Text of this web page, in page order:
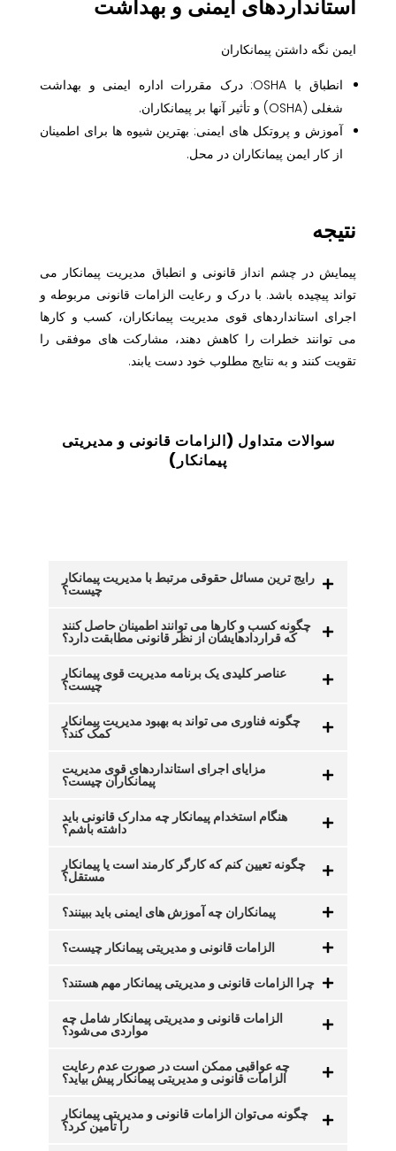
استانداردهای ایمنی و بهداشت
ایمن نگه داشتن پیمانکاران
انطباق با OSHA: درک مقررات اداره ایمنی و بهداشت
شغلی (OSHA) و تأثیر آنها بر پیمانکاران.
آموزش و پروتکل های ایمنی: بهترین شیوه ها برای اطمینان
از کار ایمن پیمانکاران در محل.
نتیجه
پیمایش در چشم انداز قانونی و انطباق مدیریت پیمانکار می
تواند پیچیده باشد. با درک و رعایت الزامات قانونی مربوطه و
اجرای استانداردهای قوی مدیریت پیمانکاران، کسب و کارها
می توانند خطرات را کاهش دهند، مشارکت های موفقی را
تقویت کنند و به نتایج مطلوب خود دست یابند.
سوالات متداول (الزامات قانونی و مدیریتی
پیمانکار )
رایج ترین مسائل حقوقی مرتبط با مدیریت پیمانکار
چیست؟
چگونه کسب و کارها می توانند اطمینان حاصل کنند
که قراردادهایشان از نظر قانونی مطابقت دارد؟
عناصر کلیدی یک برنامه مدیریت قوی پیمانکار
چیست؟
چگونه فناوری می تواند به بهبود مدیریت پیمانکار
کمک کند؟
مزایای اجرای استانداردهای قوی مدیریت
پیمانکاران چیست؟
هنگام استخدام پیمانکار چه مدارک قانونی باید
داشته باشم؟
چگونه تعیین کنم که کارگر کارمند است یا پیمانکار
مستقل؟
پیمانکاران چه آموزش های ایمنی باید ببینند؟
الزامات قانونی و مدیریتی پیمانکار چیست؟
چرا الزامات قانونی و مدیریتی پیمانکار مهم هستند؟
الزامات قانونی و مدیریتی پیمانکار شامل چه
مواردی می‌شود؟
چه عواقبی ممکن است در صورت عدم رعایت
الزامات قانونی و مدیریتی پیمانکار پیش بیاید؟
چگونه می‌توان الزامات قانونی و مدیریتی پیمانکار
را تأمین کرد؟